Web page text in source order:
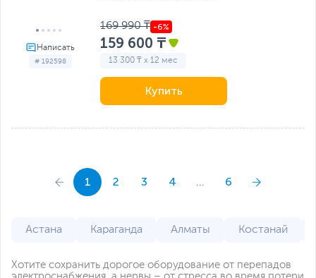
# 192598
169 990 ₸
159 600 ₸
13 300 ₸ x 12 мес
Купить
1 2 3 4 ... 6
Астана Караганда Алматы Костанай
Хотите сохранить дорогое оборудование от перепадов